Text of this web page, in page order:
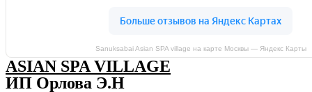
Sanuksabai Asian SPA village на карте Москвы — Яндекс Карты
ASIAN SPA VILLAGE
ИП Орлова Э.Н